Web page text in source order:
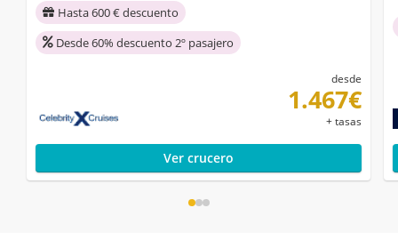
Hasta 600 € descuento
Desde 60% descuento 2º pasajero
desde
1.467€
+ tasas
Ver crucero